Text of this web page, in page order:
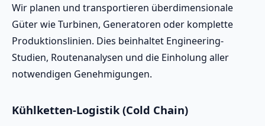
Wir planen und transportieren überdimensionale
Güter wie Turbinen, Generatoren oder komplette
Produktionslinien. Dies beinhaltet Engineering-
Studien, Routenanalysen und die Einholung aller
notwendigen Genehmigungen.
Kühlketten-Logistik (Cold Chain)